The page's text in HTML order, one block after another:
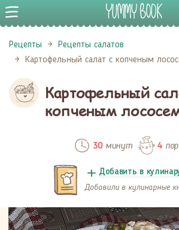
Рецепты
Рецепты салатов
Картофельный салат с копченым
Картофельный
копченым
30минут 4
Добавить в
Добавили в кулинарные